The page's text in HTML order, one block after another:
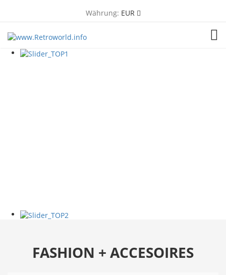
Währung: EUR
FASHION + ACCESOIRES